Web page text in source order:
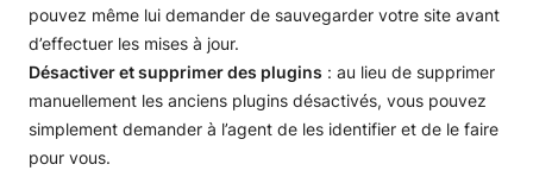
pouvez même lui demander de sauvegarder votre site avant
d’effectuer les mises à jour.
Désactiver et supprimer des plugins : au lieu de supprimer
manuellement les anciens plugins désactivés, vous pouvez
simplement demander à l’agent de les identifier et de le faire
pour vous.